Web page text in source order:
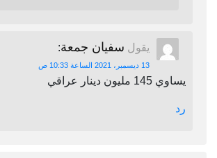
يقول سفيان جمعة:
13 ديسمبر، 2021 الساعة 10:33 ص
يساوي 145 مليون دينار عراقي
رد